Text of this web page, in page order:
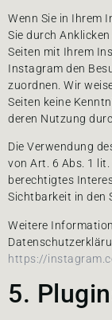
Wenn Sie in Ihrem
Sie durch
Seiten mit Ihrem
Instagram den
zuordnen. Wir
Seiten keine
deren Nutzung
Die Verwendung
von Art. 6 Abs. 1 lit.
berechtigtes
Sichtbarkeit in den
Weitere
https://
5.